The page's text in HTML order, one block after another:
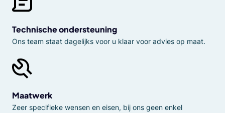
Technische ondersteuning
Ons team staat dagelijks voor u klaar voor advies op maat.
Maatwerk
Zeer specifieke wensen en eisen, bij ons geen enkel